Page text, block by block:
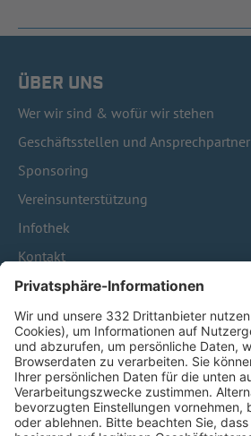
ÜBER UNS
Wer wir sind & wofür wir stehen
Geschäftsstellen und Ansprechpartner
Sponsoring
Vereinsunterstützung
Infothek
Kontakt
HÄUFIG BESUCHTE SEITEN
Pässe und Vereinswechsel
Trainerausbildung
Schulungsangebot Vereinsmitarbeiter
BFV-Geschäftsstellen